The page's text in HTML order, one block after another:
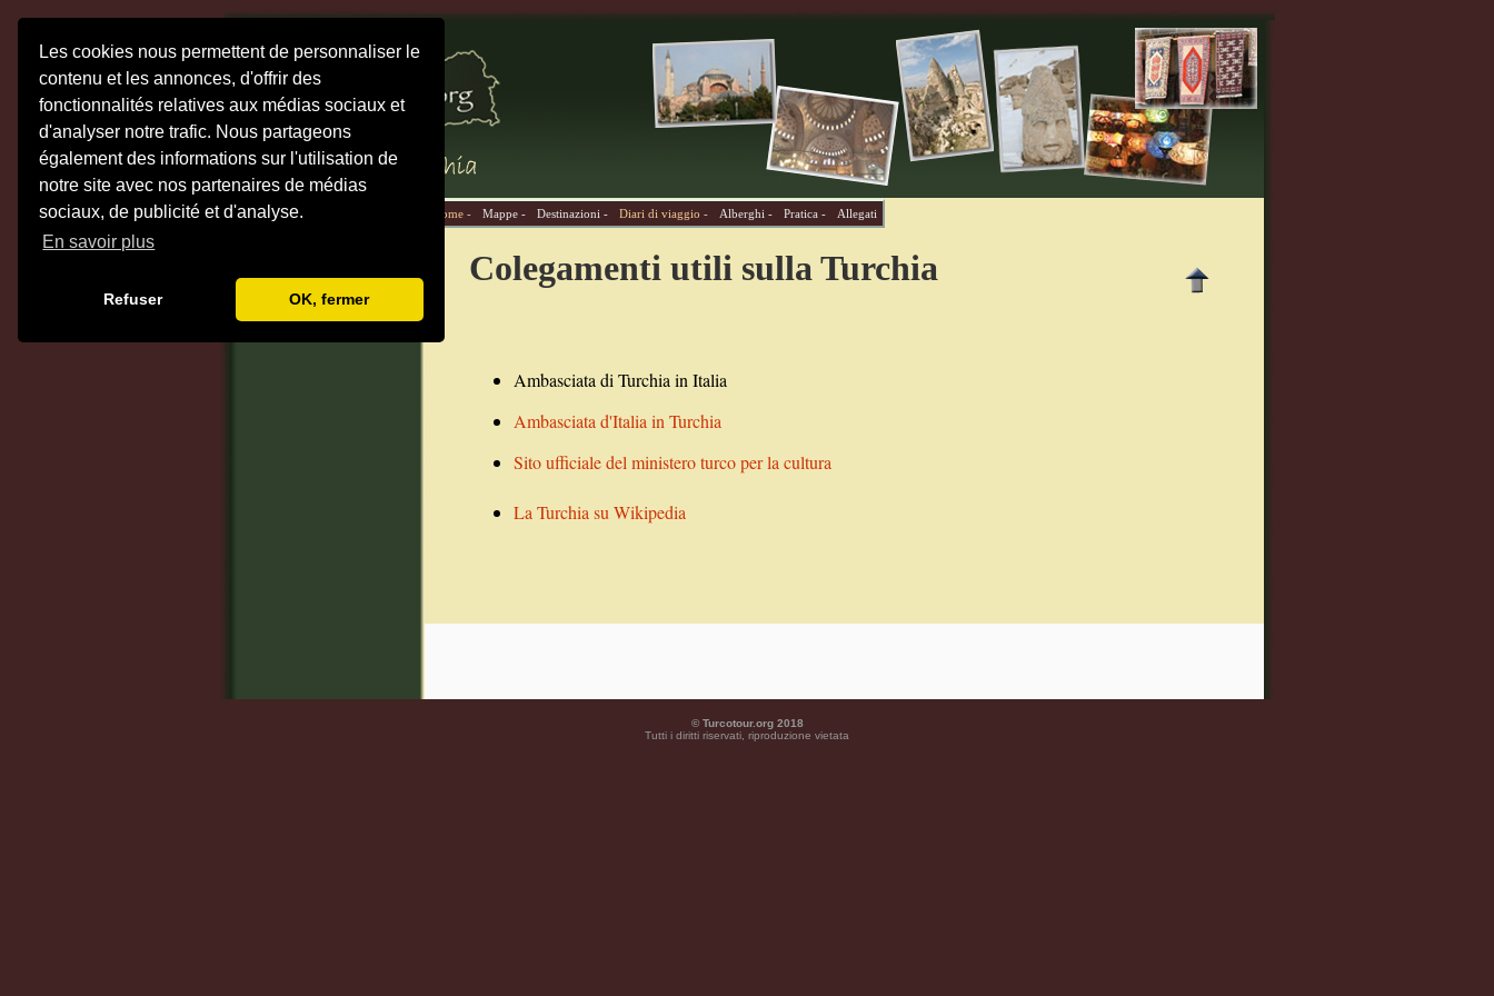
Les cookies nous permettent de personnaliser le
contenu et les annonces, d'offrir des
fonctionnalités relatives aux médias sociaux et
d'analyser notre trafic. Nous partageons
également des informations sur l'utilisation de
notre site avec nos partenaires de médias
sociaux, de publicité et d'analyse.
En savoir plus
Refuser OK, fermer
Home - Mappe - Destinazioni - Diari di viaggio - Alberghi - Pratica - Allegati
Colegamenti utili sulla Turchia
Ambasciata di Turchia in Italia
Ambasciata d'Italia in Turchia
Sito ufficiale del ministero turco per la cultura
La Turchia su Wikipedia
©Turcotour.org 2018
Tutti i diritti riservati, riproduzione vietata